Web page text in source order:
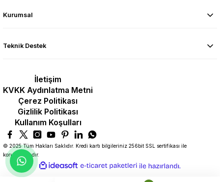
Kurumsal
Teknik Destek
İletişim
KVKK Aydınlatma Metni
Çerez Politikası
Gizlilik Politikası
Kullanım Koşulları
© 2025 Tüm Hakları Saklıdır. Kredi kartı bilgileriniz 256bit SSL sertifikası ile
korunmaktadır.
ideasoft
e-
paketleri